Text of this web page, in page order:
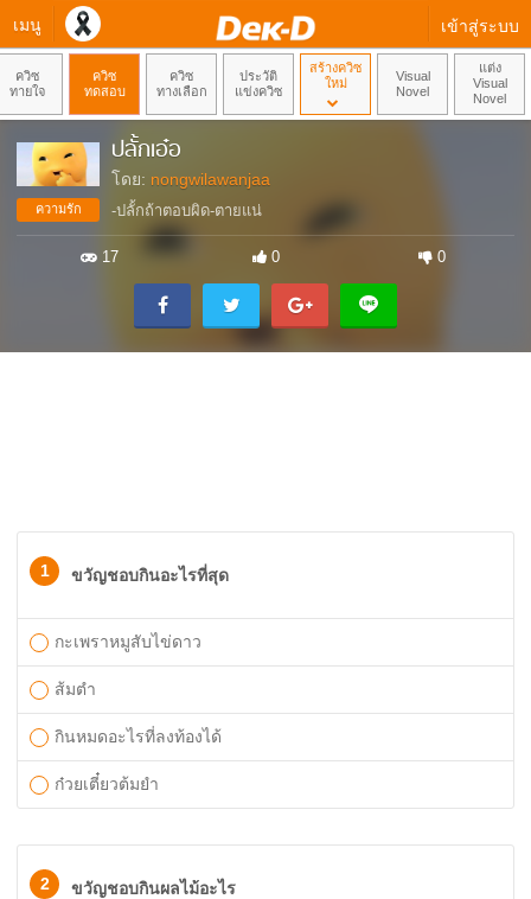
เมนู เข้าสู่ระบบ
ควิซ
ทายใจ
ควิซ
ทดสอบ
ควิซ
ทางเลือก
ประวัติ
แข่งควิซ
สร้างควิซ
ใหม่
Visual
Novel
แต่ง
Visual
Novel
ความรัก
ปลั้กเอ๋อ
โดย: nongwilawanjaa
-ปลั้กถ้าตอบผิด-ตายแน่
17 0 0
1 ขวัญชอบกินอะไรที่สุด
กะเพราหมูสับไข่ดาว
ส้มตำ
กินหมดอะไรที่ลงท้องได้
ก๋วยเตี๋ยวต้มยำ
2 ขวัญชอบกินผลไม้อะไร